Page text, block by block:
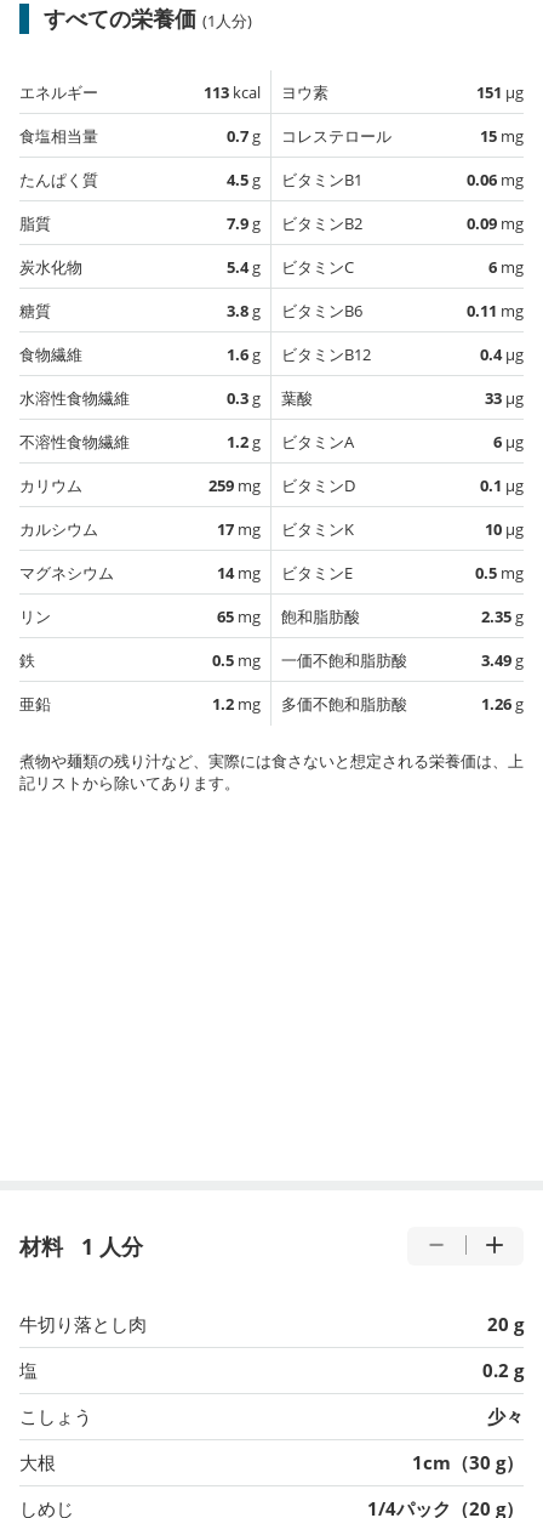
すべての栄養価 (1人分)
エネルギー 113 kcal
食塩相当量
0.7g
たんぱく質
4.5g
脂質
7.9g
炭水化物
5.4g
糖質
3.8g
食物繊維
1.6g
水溶性食物繊維
0.3g
不溶性食物繊維
1.2g
カリウム
259 mg
カルシウム
17 mg
マグネシウム
14mg
リン
65 mg
鉄
0.5 mg
亜鉛
1.2 mg
ヨウ素 151 µg
コレステロール
15 mg
ビタミンB1
0.06 mg
ビタミンB2
0.09 mg
ビタミンC
6 mg
ビタミンB6
0.11 mg
ビタミンB12
0.4µg
葉酸
33 µg
ビタミンA
6 µg
ビタミンD
0.1 µg
ビタミンK
10 µg
ビタミンE
0.5 mg
飽和脂肪酸
2.35g
一価不飽和脂肪酸
3.49g
多価不飽和脂肪酸
1.26g
煮物や麺類の残り汁など、実際には食さないと想定される栄養価は、上
記リストから除いてあります。
材料 1 人分
牛切り落とし肉
20 g
塩
0.2 g
こしょう
少々
大根
1cm（30 g）
しめじ
1/4パック（20 g）